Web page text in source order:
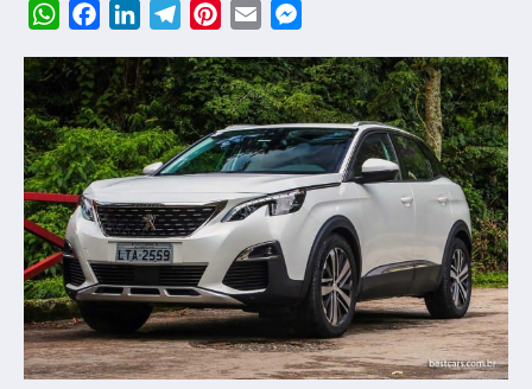
WhatsAppFacebookLinkedInTelegramPinterest
Email